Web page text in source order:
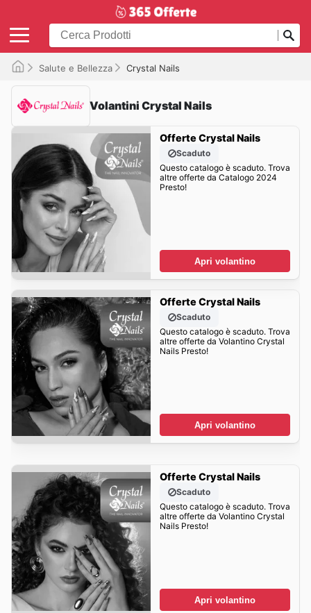
Salute e Bellezza Crystal Nails
Volantini Crystal Nails
Offerte Crystal Nails
Scaduto
Questo catalogo è scaduto. Trova
altre offerte da Catalogo 2024
Presto!
Apri volantino
Offerte Crystal Nails
Scaduto
Questo catalogo è scaduto. Trova
altre offerte da Volantino Crystal
Nails Presto!
Apri volantino
Offerte Crystal Nails
Scaduto
Questo catalogo è scaduto. Trova
altre offerte da Volantino Crystal
Nails Presto!
Apri volantino